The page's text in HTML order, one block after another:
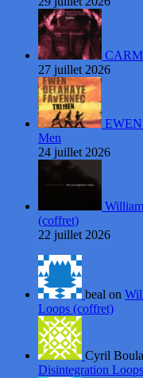
27 juillet 2026
Men
24 juillet 2026
(coffret)
22 juillet 2026
beal on
Loops (coffret)
Cyril
Disintegration